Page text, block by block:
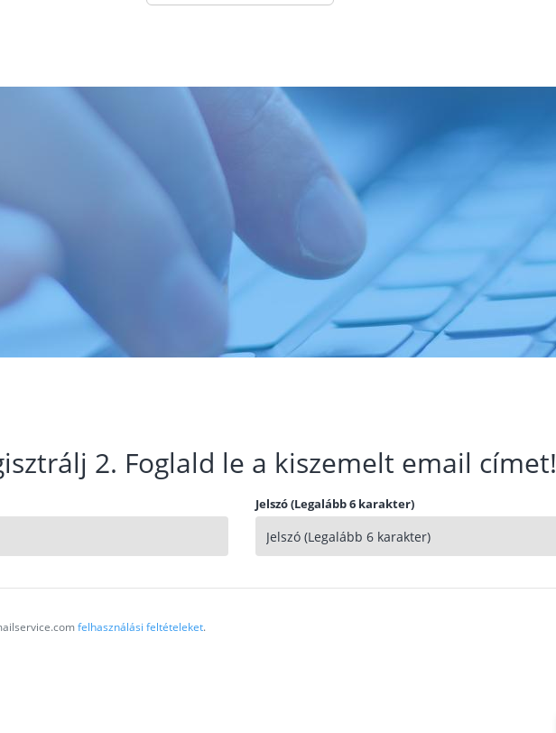
2. Foglald le a kiszemelt email címet!
Jelszó (Legalább 6 karakter)
felhasználási feltételeket.